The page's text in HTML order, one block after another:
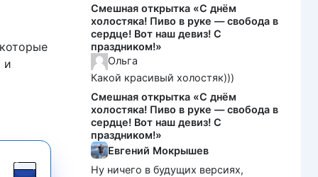
и
Смешная открытка «С днём
холостяка! Пиво в руке — свобода в
сердце! Вот наш девиз! С
праздником!»
Ольга
Какой красивый холостяк)))
Смешная открытка «С днём
холостяка! Пиво в руке — свобода в
сердце! Вот наш девиз! С
праздником!»
Евгений Мокрышев
Ну ничего в будущих версиях,